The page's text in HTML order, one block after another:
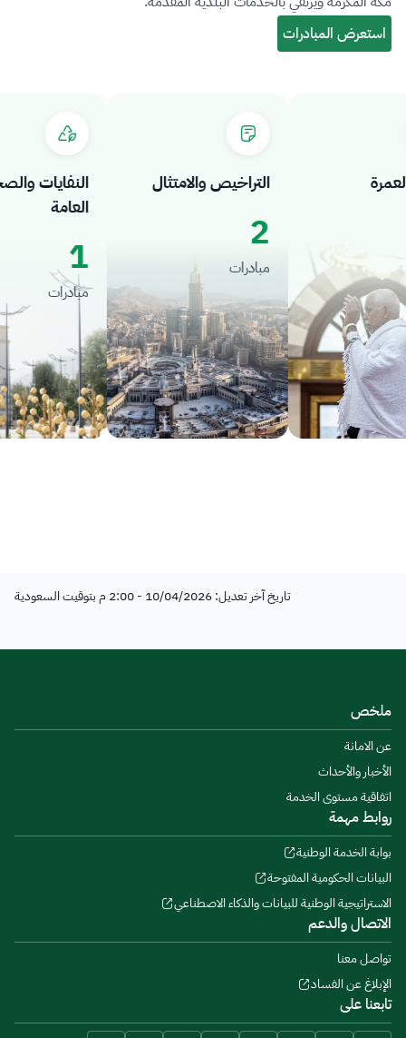
النفايات والصحة
العامة
1
مبادرات
التراخيص والامتثال
مبادرات
تاريخ آخر تعديل: 10/04/2026 - 2:00 م بتوقيت السعودية
ملخص
عن الامانة
الأخبار والأحداث
اتفاقية مستوى الخدمة
روابط مهمة
بوابة الخدمة الوطنية
البيانات الحكومية المفتوحة
الاستراتيجية الوطنية للبيانات والذكاء الاصطناعي
الاتصال والدعم
تواصل معنا
الإبلاغ عن الفساد
تابعنا على